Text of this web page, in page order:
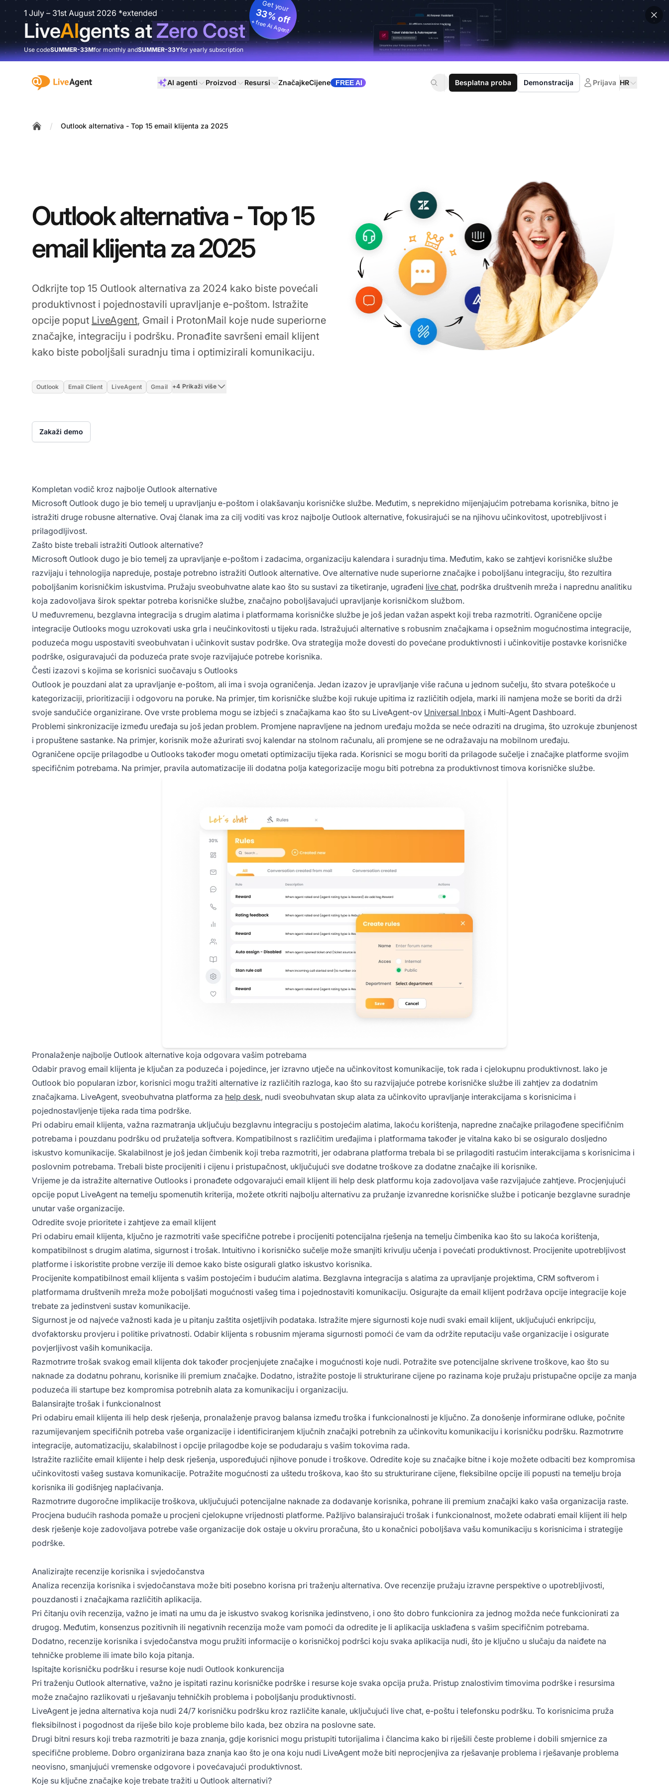
1 July – 31st August 2026 *extended
LiveAIgents atZero Cost
Get your
33% off
+ free AI Agent
Use codeSUMMER-33Mfor monthly andSUMMER-33Yfor yearly subscription
:site.title AI agenti Proizvod Resursi ZnačajkeCijene FREE AI Besplatna proba Demonstracija Prijava HR
/ Outlook alternativa - Top 15 email klijenta za 2025
Outlook alternativa - Top 15
email klijenta za 2025
Odkrijte top 15 Outlook alternativa za 2024 kako biste povećali
produktivnost i pojednostavili upravljanje e-poštom. Istražite
opcije poput LiveAgent, Gmail i ProtonMail koje nude superiorne
značajke, integraciju i podršku. Pronađite savršeni email klijent
kako biste poboljšali suradnju tima i optimizirali komunikaciju.
Outlook Email Client LiveAgent Gmail +4 Prikaži više
Zakaži demo
Kompletan vodič kroz najbolje Outlook alternative
Microsoft Outlook dugo je bio temelj u upravljanju e-poštom i olakšavanju korisničke službe. Međutim, s neprekidno mijenjajućim potrebama korisnika, bitno je
istražiti druge robusne alternative. Ovaj članak ima za cilj voditi vas kroz najbolje Outlook alternative, fokusirajući se na njihovu učinkovitost, upotrebljivost i
prilagodljivost.
Zašto biste trebali istražiti Outlook alternative?
Microsoft Outlook dugo je bio temelj za upravljanje e-poštom i zadacima, organizaciju kalendara i suradnju tima. Međutim, kako se zahtjevi korisničke službe
razvijaju i tehnologija napreduje, postaje potrebno istražiti Outlook alternative. Ove alternative nude superiorne značajke i poboljšanu integraciju, što rezultira
poboljšanim korisničkim iskustvima. Pružaju sveobuhvatne alate kao što su sustavi za tiketiranje, ugrađeni live chat, podrška društvenih mreža i naprednu analitiku
koja zadovoljava širok spektar potreba korisničke službe, značajno poboljšavajući upravljanje korisničkom službom.
U međuvremenu, bezglavna integracija s drugim alatima i platformama korisničke službe je još jedan važan aspekt koji treba razmotriti. Ograničene opcije
integracije Outlooks mogu uzrokovati uska grla i neučinkovitosti u tijeku rada. Istražujući alternative s robusnim značajkama i opsežnim mogućnostima integracije,
poduzeća mogu uspostaviti sveobuhvatan i učinkovit sustav podrške. Ova strategija može dovesti do povećane produktivnosti i učinkovitije postavke korisničke
podrške, osiguravajući da poduzeća prate svoje razvijajuće potrebe korisnika.
Česti izazovi s kojima se korisnici suočavaju s Outlooks
Outlook je pouzdani alat za upravljanje e-poštom, ali ima i svoja ograničenja. Jedan izazov je upravljanje više računa u jednom sučelju, što stvara poteškoće u
kategorizaciji, prioritizaciji i odgovoru na poruke. Na primjer, tim korisničke službe koji rukuje upitima iz različitih odjela, marki ili namjena može se boriti da drži
svoje sandučiće organizirane. Ove vrste problema mogu se izbjeći s značajkama kao što su LiveAgent-ov Universal Inbox i Multi-Agent Dashboard.
Problemi sinkronizacije između uređaja su još jedan problem. Promjene napravljene na jednom uređaju možda se neće odraziti na drugima, što uzrokuje zbunjenost
i propuštene sastanke. Na primjer, korisnik može ažurirati svoj kalendar na stolnom računalu, ali promjene se ne odražavaju na mobilnom uređaju.
Ograničene opcije prilagodbe u Outlooks također mogu ometati optimizaciju tijeka rada. Korisnici se mogu boriti da prilagode sučelje i značajke platforme svojim
specifičnim potrebama. Na primjer, pravila automatizacije ili dodatna polja kategorizacije mogu biti potrebna za produktivnost timova korisničke službe.
Pronalaženje najbolje Outlook alternative koja odgovara vašim potrebama
Odabir pravog email klijenta je ključan za poduzeća i pojedince, jer izravno utječe na učinkovitost komunikacije, tok rada i cjelokupnu produktivnost. Iako je
Outlook bio popularan izbor, korisnici mogu tražiti alternative iz različitih razloga, kao što su razvijajuće potrebe korisničke službe ili zahtjev za dodatnim
značajkama. LiveAgent, sveobuhvatna platforma za help desk, nudi sveobuhvatan skup alata za učinkovito upravljanje interakcijama s korisnicima i
pojednostavljenje tijeka rada tima podrške.
Pri odabiru email klijenta, važna razmatranja uključuju bezglavnu integraciju s postojećim alatima, lakoću korištenja, napredne značajke prilagođene specifičnim
potrebama i pouzdanu podršku od pružatelja softvera. Kompatibilnost s različitim uređajima i platformama također je vitalna kako bi se osiguralo dosljedno
iskustvo komunikacije. Skalabilnost je još jedan čimbenik koji treba razmotriti, jer odabrana platforma trebala bi se prilagoditi rastućim interakcijama s korisnicima i
poslovnim potrebama. Trebali biste procijeniti i cijenu i pristupačnost, uključujući sve dodatne troškove za dodatne značajke ili korisnike.
Vrijeme je da istražite alternative Outlooks i pronađete odgovarajući email klijent ili help desk platformu koja zadovoljava vaše razvijajuće zahtjeve. Procjenjujući
opcije poput LiveAgent na temelju spomenutih kriterija, možete otkriti najbolju alternativu za pružanje izvanredne korisničke službe i poticanje bezglavne suradnje
unutar vaše organizacije.
Odredite svoje prioritete i zahtjeve za email klijent
Pri odabiru email klijenta, ključno je razmotriti vaše specifične potrebe i procijeniti potencijalna rješenja na temelju čimbenika kao što su lakoća korištenja,
kompatibilnost s drugim alatima, sigurnost i trošak. Intuitivno i korisničko sučelje može smanjiti krivulju učenja i povećati produktivnost. Procijenite upotrebljivost
platforme i iskoristite probne verzije ili demoe kako biste osigurali glatko iskustvo korisnika.
Procijenite kompatibilnost email klijenta s vašim postojećim i budućim alatima. Bezglavna integracija s alatima za upravljanje projektima, CRM softverom i
platformama društvenih mreža može poboljšati mogućnosti vašeg tima i pojednostaviti komunikaciju. Osigurajte da email klijent podržava opcije integracije koje
trebate za jedinstveni sustav komunikacije.
Sigurnost je od najveće važnosti kada je u pitanju zaštita osjetljivih podataka. Istražite mjere sigurnosti koje nudi svaki email klijent, uključujući enkripciju,
dvofaktorsku provjeru i politike privatnosti. Odabir klijenta s robusnim mjerama sigurnosti pomoći će vam da održite reputaciju vaše organizacije i osigurate
povjerljivost vaših komunikacija.
Razmotrите trošak svakog email klijenta dok također procjenjujete značajke i mogućnosti koje nudi. Potražite sve potencijalne skrivene troškove, kao što su
naknade za dodatnu pohranu, korisnike ili premium značajke. Dodatno, istražite postoje li strukturirane cijene po razinama koje pružaju pristupačne opcije za manja
poduzeća ili startupe bez kompromisa potrebnih alata za komunikaciju i organizaciju.
Balansirajte trošak i funkcionalnost
Pri odabiru email klijenta ili help desk rješenja, pronalaženje pravog balansa između troška i funkcionalnosti je ključno. Za donošenje informirane odluke, počnite
razumijevanjem specifičnih potreba vaše organizacije i identificiranjem ključnih značajki potrebnih za učinkovitu komunikaciju i korisničku podršku. Razmotrите
integracije, automatizaciju, skalabilnost i opcije prilagodbe koje se podudaraju s vašim tokovima rada.
Istražite različite email klijente i help desk rješenja, uspoređujući njihove ponude i troškove. Odredite koje su značajke bitne i koje možete odbaciti bez kompromisa
učinkovitosti vašeg sustava komunikacije. Potražite mogućnosti za uštedu troškova, kao što su strukturirane cijene, fleksibilne opcije ili popusti na temelju broja
korisnika ili godišnjeg naplaćivanja.
Razmotrите dugoročne implikacije troškova, uključujući potencijalne naknade za dodavanje korisnika, pohrane ili premium značajki kako vaša organizacija raste.
Procjena budućih rashoda pomaže u procjeni cjelokupne vrijednosti platforme. Pažljivo balansirajući trošak i funkcionalnost, možete odabrati email klijent ili help
desk rješenje koje zadovoljava potrebe vaše organizacije dok ostaje u okviru proračuna, što u konačnici poboljšava vašu komunikaciju s korisnicima i strategije
podrške.
Analizirajte recenzije korisnika i svjedočanstva
Analiza recenzija korisnika i svjedočanstava može biti posebno korisna pri traženju alternativa. Ove recenzije pružaju izravne perspektive o upotrebljivosti,
pouzdanosti i značajkama različitih aplikacija.
Pri čitanju ovih recenzija, važno je imati na umu da je iskustvo svakog korisnika jedinstveno, i ono što dobro funkcionira za jednog možda neće funkcionirati za
drugog. Međutim, konsenzus pozitivnih ili negativnih recenzija može vam pomoći da odredite je li aplikacija usklađena s vašim specifičnim potrebama.
Dodatno, recenzije korisnika i svjedočanstva mogu pružiti informacije o korisničkoj podršci koju svaka aplikacija nudi, što je ključno u slučaju da naiđete na
tehničke probleme ili imate bilo koja pitanja.
Ispitajte korisničku podršku i resurse koje nudi Outlook konkurencija
Pri traženju Outlook alternative, važno je ispitati razinu korisničke podrške i resurse koje svaka opcija pruža. Pristup znalostivim timovima podrške i resursima
može značajno razlikovati u rješavanju tehničkih problema i poboljšanju produktivnosti.
LiveAgent je jedna alternativa koja nudi 24/7 korisničku podršku kroz različite kanale, uključujući live chat, e-poštu i telefonsku podršku. To korisnicima pruža
fleksibilnost i pogodnost da riješe bilo koje probleme bilo kada, bez obzira na poslovne sate.
Drugi bitni resurs koji treba razmotriti je baza znanja, gdje korisnici mogu pristupiti tutorijalima i člancima kako bi riješili česte probleme i dobili smjernice za
specifične probleme. Dobro organizirana baza znanja kao što je ona koju nudi LiveAgent može biti neprocjenjiva za rješavanje problema i rješavanje problema
neovisno, smanjujući vremenske odgovore i povećavajući produktivnost.
Koje su ključne značajke koje trebate tražiti u Outlook alternativi?